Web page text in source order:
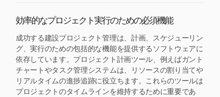
効率的なプロジェクト実行のための必須機能
成功する建設プロジェクト管理は、計画、スケジューリン
グ、実行のための包括的な機能を提供するソフトウェアに
依存しています。プロジェクト計画ツール、例えばガント
チャートやタスク管理システムは、リソースの割り当てや
リアルタイムの進捗追跡に役立ちます。これらのツールは
プロジェクトのタイムラインを維持するために重要であ